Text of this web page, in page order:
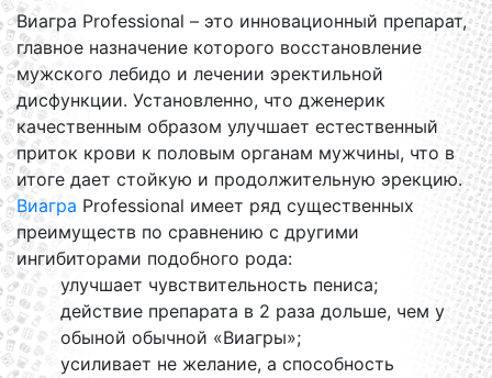
Виагра Professional – это инновационный препарат,
главное назначение которого восстановление
мужского лебидо и лечении эректильной
дисфункции. Установленно, что дженерик
качественным образом улучшает естественный
приток крови к половым органам мужчины, что в
итоге дает стойкую и продолжительную эрекцию.
Виагра Professional имеет ряд существенных
преимуществ по сравнению с другими
ингибиторами подобного рода:
улучшает чувствительность пениса;
действие препарата в 2 раза дольше, чем у
обыной обычной «Виагры»;
усиливает не желание, а способность